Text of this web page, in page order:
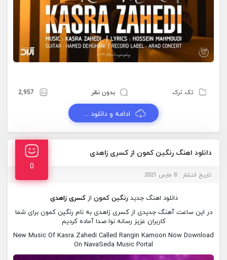
تک ترک بدون نظر 2,957
ادامه و دانلود ...
دانلود اهنگ رنگین کمون از کسری زاهدی
0
تاریخ انتشار : 8 مارس 2021
دانلود اهنگ جدید رنگین کمون از کسری زاهدی
در این ساعت آهنگ جدیدی از کسری زاهدی به نام رنگین کمون برای شما
کاربران عزیز رسانه نوا صدا آماده کردیم
New Music Of Kasra Zahedi Called Rangin Kamoon Now Download
On NavaSeda Music Portal